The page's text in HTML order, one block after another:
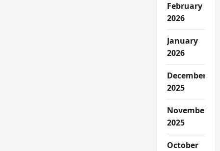
February
2026
January
2026
December
2025
November
2025
October